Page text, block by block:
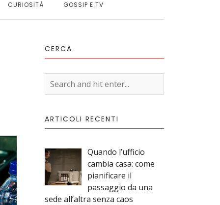
CURIOSITÀ GOSSIP E TV
CERCA
ARTICOLI RECENTI
Quando l’ufficio
cambia casa: come
pianificare il
passaggio da una
sede all’altra senza caos